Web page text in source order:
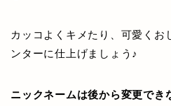
カッコよくキメたり、可愛くお
ンターに仕上げましょう♪
ニックネームは後から変更でき